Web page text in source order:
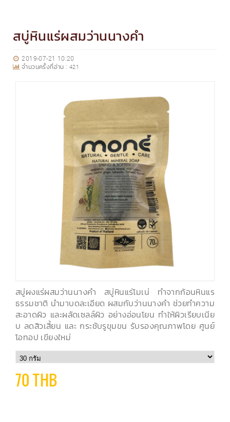
สบู่หินแร่ผสมว่านนางคำ
2019-07-21 10:20
จำนวนครั้งที่อ่าน : 421
สบู่ผงแร่ผสมว่านนางคำ สบู่หินแร่โมเน่ ทำจากก้อนหินแร
ธรรมชาติ นำมาบดละเอียด ผสมกับว่านนางคำ ช่วยทำความ
สะอาดผิว และผลัดเซลล์ผิว อย่างอ่อนโยน ทำให้ผิวเรียบเนีย
บ ลดสิวเสี้ยน และ กระชับรูขุมขน รับรองคุณภาพโดย ศูนย์
โอทอป เขียงใหม่
70 THB